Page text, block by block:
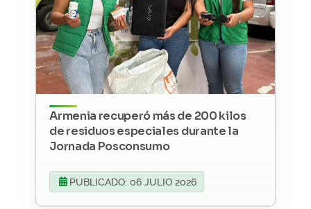
Armenia recuperó más de 200 kilos
de residuos especiales durante la
Jornada Posconsumo
PUBLICADO: 06 JULIO 2026